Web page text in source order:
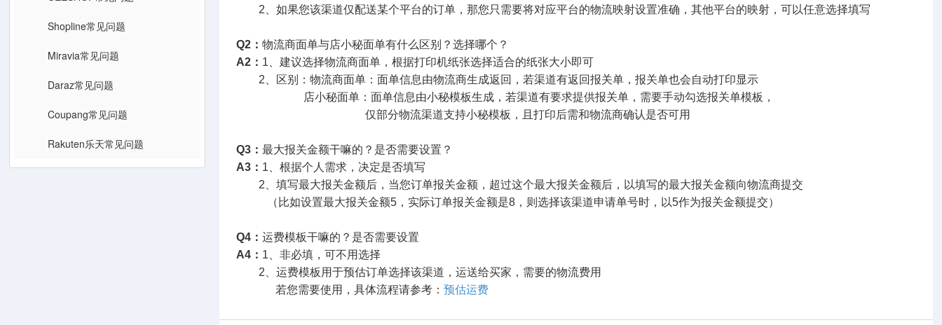
Shopline常见问题
Miravia常见问题
Daraz常见问题
Coupang常见问题
Rakuten乐天常见问题
2、如果您该渠道仅配送某个平台的订单，那您只需要将对应平台的物流映射设置准确，其他平台的映射，可以任意选择填写
Q2：物流商面单与店小秘面单有什么区别？选择哪个？
A2： 1、建议选择物流商面单，根据打印机纸张选择适合的纸张大小即可
2、区别：物流商面单：面单信息由物流商生成返回，若渠道有返回报关单，报关单也会自动打印显示
店小秘面单：面单信息由小秘模板生成，若渠道有要求提供报关单，需要手动勾选报关单模板，
仅部分物流渠道支持小秘模板，且打印后需和物流商确认是否可用
Q3：最大报关金额干嘛的？是否需要设置？
A3： 1、根据个人需求，决定是否填写
2、填写最大报关金额后，当您订单报关金额，超过这个最大报关金额后，以填写的最大报关金额向物流商提交
（比如设置最大报关金额5，实际订单报关金额是8，则选择该渠道申请单号时，以5作为报关金额提交）
Q4：运费模板干嘛的？是否需要设置
A4： 1、非必填，可不用选择
2、运费模板用于预估订单选择该渠道，运送给买家，需要的物流费用
若您需要使用，具体流程请参考：预估运费